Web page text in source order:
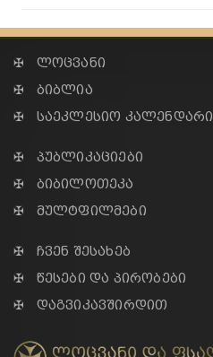
✠ ლოცვანი
✠ ბიბლია
✠ საეკლესიო კალენდარი
✠ პუბლიკაციები
✠ ბიბილოთეკა
✠ მულტფილმები
✠ ჩვენ შესახებ
✠ წესები და პირობები
✠ დაგვიკავშირდით